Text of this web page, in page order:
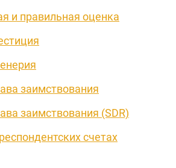
и правильная оценка
заимствования
заимствования (SDR)
счетах